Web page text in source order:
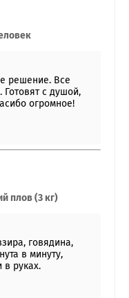
решение. Все
с душой,
огромное!
плов (3 кг)
говядина,
в минуту,
в руках.